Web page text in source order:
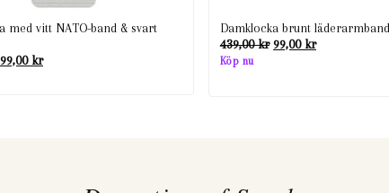
med vitt NATO-band & svart
Det
99,00 krDet
Damklocka brunt
439,00kr Det
99,00 krDet
Köp nu